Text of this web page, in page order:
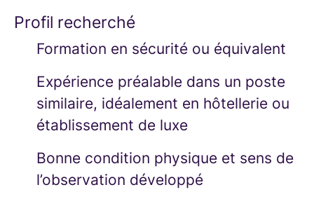
Profil recherché
Formation en sécurité ou équivalent
Expérience préalable dans un poste
similaire, idéalement en hôtellerie ou
établissement de luxe
Bonne condition physique et sens de
l’observation développé